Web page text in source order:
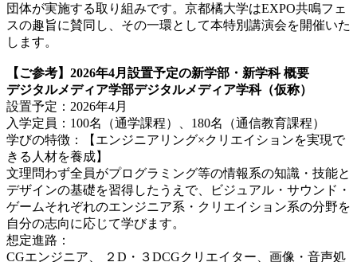
団体が実施する取り組みです。京都橘大学はEXPO共鳴フェ
スの趣旨に賛同し、その一環として本特別講演会を開催いた
します。
【ご参考】2026年4月設置予定の新学部・新学科 概要
デジタルメディア学部デジタルメディア学科（仮称）
設置予定：2026年4月
入学定員：100名（通学課程）、180名（通信教育課程）
学びの特徴：【エンジニアリング×クリエイションを実現で
きる人材を養成】
文理問わず全員がプログラミング等の情報系の知識・技能と
デザインの基礎を習得したうえで、ビジュアル・サウンド・
ゲームそれぞれのエンジニア系・クリエイション系の分野を
自分の志向に応じて学びます。
想定進路：
CGエンジニア、 ２D・３DCGクリエイター、画像・音声処